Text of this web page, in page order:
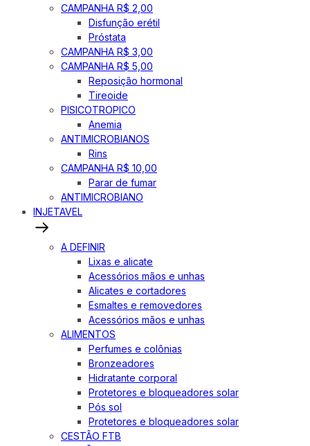
CAMPANHA R$ 2,00
Disfunção erétil
Próstata
CAMPANHA R$ 3,00
CAMPANHA R$ 5,00
Reposição hormonal
Tireoide
PISICOTROPICO
Anemia
ANTIMICROBIANOS
Rins
CAMPANHA R$ 10,00
Parar de fumar
ANTIMICROBIANO
INJETAVEL
A DEFINIR
Lixas e alicate
Acessórios mãos e unhas
Alicates e cortadores
Esmaltes e removedores
Acessórios mãos e unhas
ALIMENTOS
Perfumes e colônias
Bronzeadores
Hidratante corporal
Protetores e bloqueadores solar
Pós sol
Protetores e bloqueadores solar
CESTÃO FTB